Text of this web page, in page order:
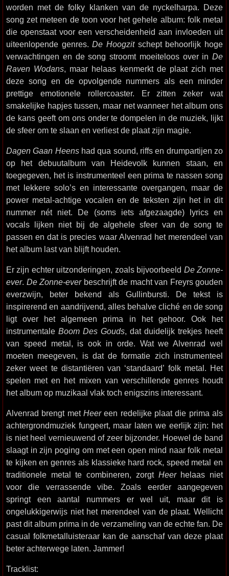
worden met de folky klanken van de nyckelharpa. Deze
song zet meteen de toon voor het gehele album: folk metal
die openstaat voor een verscheidenheid aan invloeden uit
uiteenlopende genres.De Hoogzitschept behoorlijk hoge
verwachtingen en de song stroomt moeiteloos over in De
Raven Wodans, maar helaas kenmerkt de plaat zich met
deze song en de opvolgende nummers als een minder
prettige emotionele rollercoaster. Er zitten zeker wat
smakelijke hapjes tussen, maar net wanneer het album ons
de kans geeft om ons onder te dompelen in de muziek, lijkt
de sfeer om te slaan en verliest de plaat zijn magie.
Dagen Gaan Heenshad qua sound, riffs en drumpartijen zo
op het debuutalbum van Heidevolk kunnen staan, en
toegegeven, het is instrumenteel een prima te nassen song
met lekkere solo’s en interessante overgangen, maar de
power metal-achtige vocalen en de teksten zijn het in dit
nummer nét niet. De (soms iets afgezaagde) lyrics en
vocals lijken niet bij de algehele sfeer van de song te
passen en dat is precies waar Alvenrad het merendeel van
het album last van blijft houden.
Er zijn echter uitzonderingen, zoals bijvoorbeeld De Zonne-
ever. De Zonne-everbeschrijft de macht van Freyrs gouden
everzwijn, beter bekend als Gullinbursti. De tekst is
inspirerend en aandrijvend, alles behalve cliché en de song
ligt over het algemeen prima in het gehoor. Ook het
instrumentale Boom Des Gouds, dat duidelijk trekjes heeft
van speed metal, is ook in orde. Wat we Alvenrad wel
moeten meegeven, is dat de formatie zich instrumenteel
zeker weet te distantiëren van ‘standaard’ folk metal. Het
spelen met en het mixen van verschillende genres houdt
het album op muzikaal vlak toch enigszins interessant.
Alvenrad brengt met Heereen redelijke plaat die prima als
achtergrondmuziek fungeert, maar laten we eerlijk zijn: het
is niet heel vernieuwend of zeer bijzonder. Hoewel de band
slaagt in zijn poging om met een open mind naar folk metal
te kijken en genres als klassieke hard rock, speed metal en
traditionele metal te combineren, zorgt Heerhelaas niet
voor die verrassende vibe. Zoals eerder aangegeven
springt een aantal nummers er wel uit, maar dit is
ongelukkigerwijs niet het merendeel van de plaat. Wellicht
past dit album prima in de verzameling van de echte fan. De
casual folkmetalluisteraar kan de aanschaf van deze plaat
beter achterwege laten. Jammer!
Tracklist: